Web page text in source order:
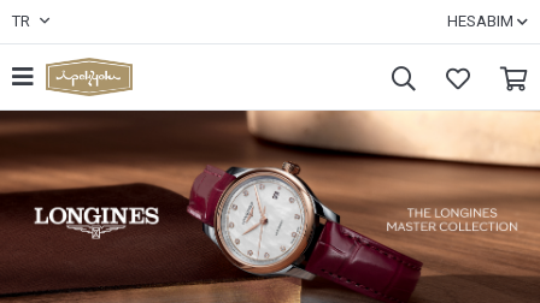
TR HESABIM